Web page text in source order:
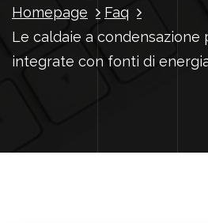
Homepage
Faq
Le caldaie a condensazione
integrate con fonti di